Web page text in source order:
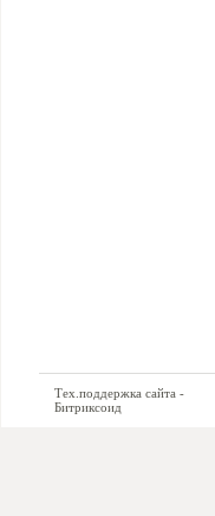
Тех.поддержка сайта -
Битриксоид